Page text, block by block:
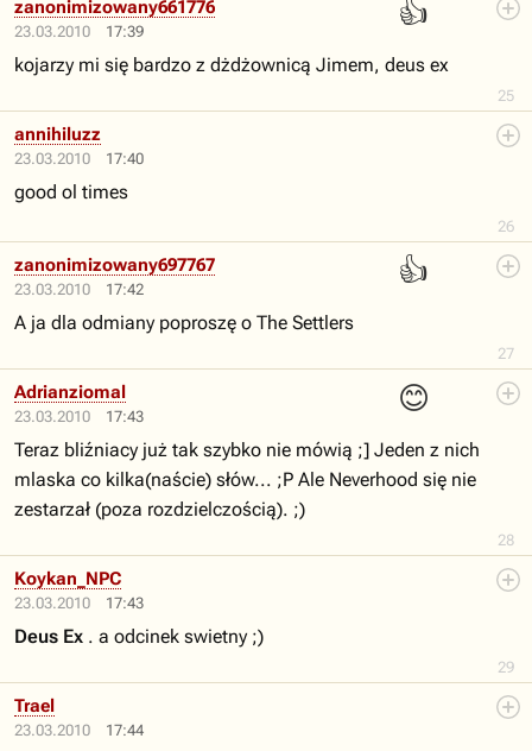
23.03.2010 17:39
👍
25
zanonimizowany661776
kojarzy mi się bardzo z dżdżownicą Jimem, deus ex
23.03.2010 17:40
26
annihiluzz
good ol times
23.03.2010 17:42
👍
27
zanonimizowany697767
A ja dla odmiany poproszę o The Settlers
23.03.2010 17:43
😊
28
Adrianziomal
Teraz bliźniacy już tak szybko nie mówią ;] Jeden z nich
mlaska co kilka(naście) słów... ;P Ale Neverhood się nie
zestarzał (poza rozdzielczością). ;)
23.03.2010 17:43
29
Koykan_NPC
Deus Ex . a odcinek swietny ;)
23.03.2010 17:44
Trael